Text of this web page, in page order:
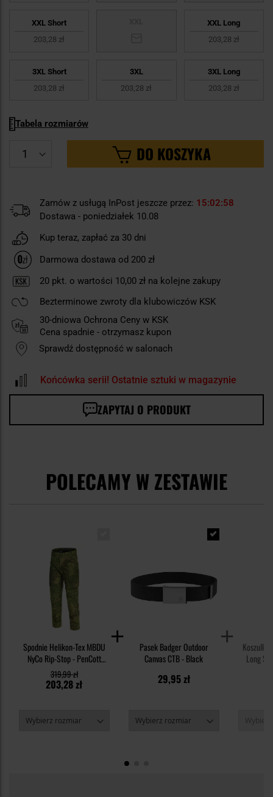
XXL Short
203,28 zł
XXL Long
203,28 zł
3XL Short
203,28 zł
3XL
203,28 zł
3XL Long
203,28 zł
Tabela rozmiarów
DO KOSZYKA
Zamów z usługą InPost jeszcze przez: 15 02 56
Dostawa - poniedziałek 10.08
Kup teraz, zapłać za 30 dni
Darmowa dostawa od 200 zł
20 pkt. o wartości 10,00 zł na kolejne zakupy
Bezterminowe zwroty dla klubowiczów KSK
30-dniowa Ochrona Ceny w KSK
Cena spadnie - otrzymasz kupon
Sprawdź dostępność w salonach
Końcówka serii! Ostatnie sztuki w magazynie
ZAPYTAJ O PRODUKT
POLECAMY W ZESTAWIE
Spodnie Helikon-Tex MBDU
NyCo Rip-Stop - PenCott
WildWood
203,28 zł
319,99 zł
Pasek Badger Outdoor
Canvas CTB - Black
29,95 zł
Long